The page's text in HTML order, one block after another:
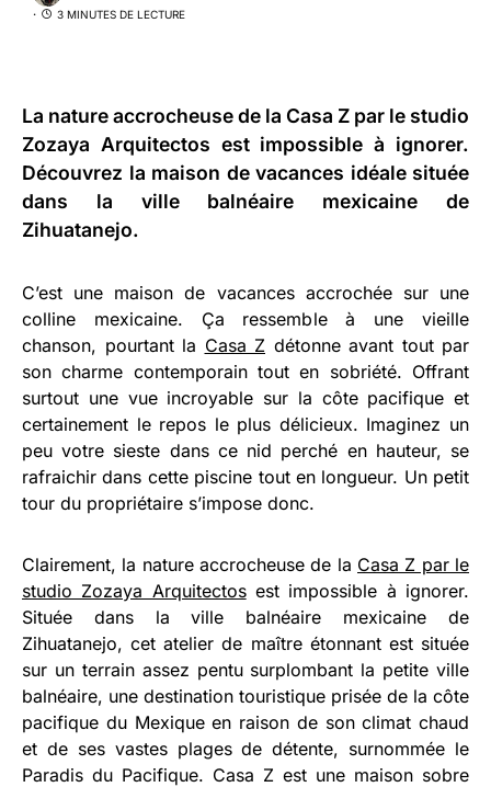
3 MINUTES DE LECTURE
La nature accrocheuse de la Casa Z par le studio
Zozaya Arquitectos est impossible à ignorer.
Découvrez la maison de vacances idéale située
dans la ville balnéaire mexicaine de
Zihuatanejo.
C’est une maison de vacances accrochée sur une
colline mexicaine. Ça ressemble à une vieille
chanson, pourtant la Casa Z détonne avant tout par
son charme contemporain tout en sobriété. Offrant
surtout une vue incroyable sur la côte pacifique et
certainement le repos le plus délicieux. Imaginez un
peu votre sieste dans ce nid perché en hauteur, se
rafraichir dans cette piscine tout en longueur. Un petit
tour du propriétaire s’impose donc.
Clairement, la nature accrocheuse de la Casa Z par le
studio Zozaya Arquitectosest impossible à ignorer.
Située dans la ville balnéaire mexicaine de
Zihuatanejo, cet atelier de maître étonnant est située
sur un terrain assez pentu surplombant la petite ville
balnéaire, une destination touristique prisée de la côte
pacifique du Mexique en raison de son climat chaud
et de ses vastes plages de détente, surnommée le
Paradis du Pacifique. Casa Z est une maison sobre